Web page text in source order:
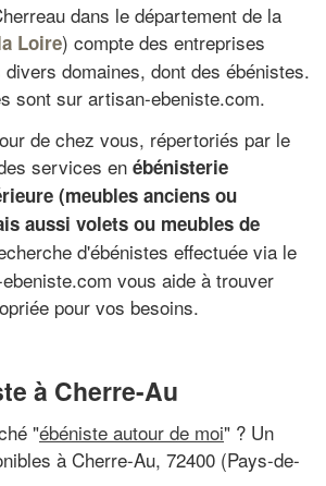
dans le département de la
Loire) compte des entreprises
domaines, dont des ébénistes.
sont sur artisan-ebeniste.com.
de chez vous, répertoriés par le
services en ébénisterie
(meubles anciens ou
aussi volets ou meubles de
d'ébénistes effectuée via le
vous aide à trouver
pour vos besoins.
à Cherre-Au
"ébéniste autour de moi" ? Un
à Cherre-Au, 72400 (Pays-de-